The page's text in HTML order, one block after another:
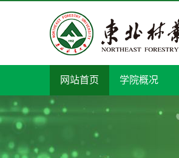
网站首页 学院概况